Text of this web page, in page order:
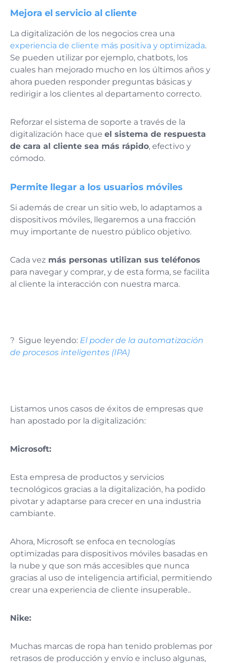
Mejora el servicio al cliente
La digitalización de los negocios crea una
experiencia de cliente más positiva y optimizada.
Se pueden utilizar por ejemplo, chatbots, los
cuales han mejorado mucho en los últimos años y
ahora pueden responder preguntas básicas y
redirigir a los clientes al departamento correcto.
Reforzar el sistema de soporte a través de la
digitalización hace que el sistema de respuesta
de cara al cliente sea más rápido, efectivo y
cómodo.
Permite llegar a los usuarios móviles
Si además de crear un sitio web, lo adaptamos a
dispositivos móviles, llegaremos a una fracción
muy importante de nuestro público objetivo.
Cada vez más personas utilizan sus teléfonos
para navegar y comprar, y de esta forma, se facilita
al cliente la interacción con nuestra marca.
? Sigue leyendo: El poder de la automatización
de procesos inteligentes (IPA)
Listamos unos casos de éxitos de empresas que
han apostado por la digitalización:
Microsoft:
Esta empresa de productos y servicios
tecnológicos gracias a la digitalización, ha podido
pivotar y adaptarse para crecer en una industria
cambiante.
Ahora, Microsoft se enfoca en tecnologías
optimizadas para dispositivos móviles basadas en
la nube y que son más accesibles que nunca
gracias al uso de inteligencia artificial, permitiendo
crear una experiencia de cliente insuperable..
Nike:
Muchas marcas de ropa han tenido problemas por
retrasos de producción y envío e incluso algunas,